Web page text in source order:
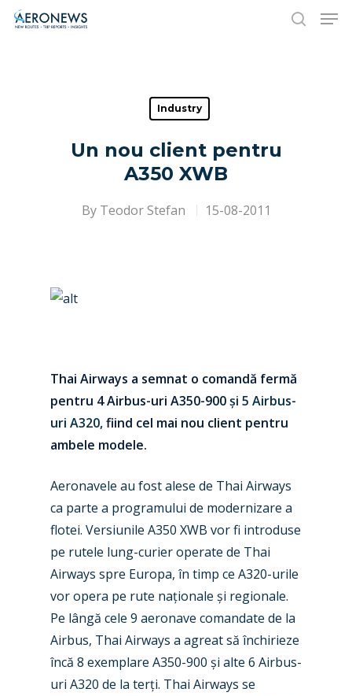
Hit enter to search or ESC to close
Industry
Un nou client pentru
A350 XWB
By Teodor Stefan 15-08-2011
Thai Airways a semnat o comandă fermă
pentru 4 Airbus-uri A350-900și 5 Airbus-
uri A320,fiind cel mai nou client pentru
ambele modele.
Aeronavele au fost alese de Thai Airways
ca parte a programului de modernizare a
flotei. Versiunile A350 XWB vor fi introduse
pe rutele lung-curier operate de Thai
Airways spre Europa, în timp ce A320-urile
vor opera pe rute naționale și regionale.
Pe lângă cele 9 aeronave comandate de la
Airbus, Thai Airways a agreat să închirieze
încă 8 exemplare A350-900 și alte 6 Airbus-
uri A320 de la terți. Thai Airways se
New Routes
Industry
Accidents / Incidents
Airshows